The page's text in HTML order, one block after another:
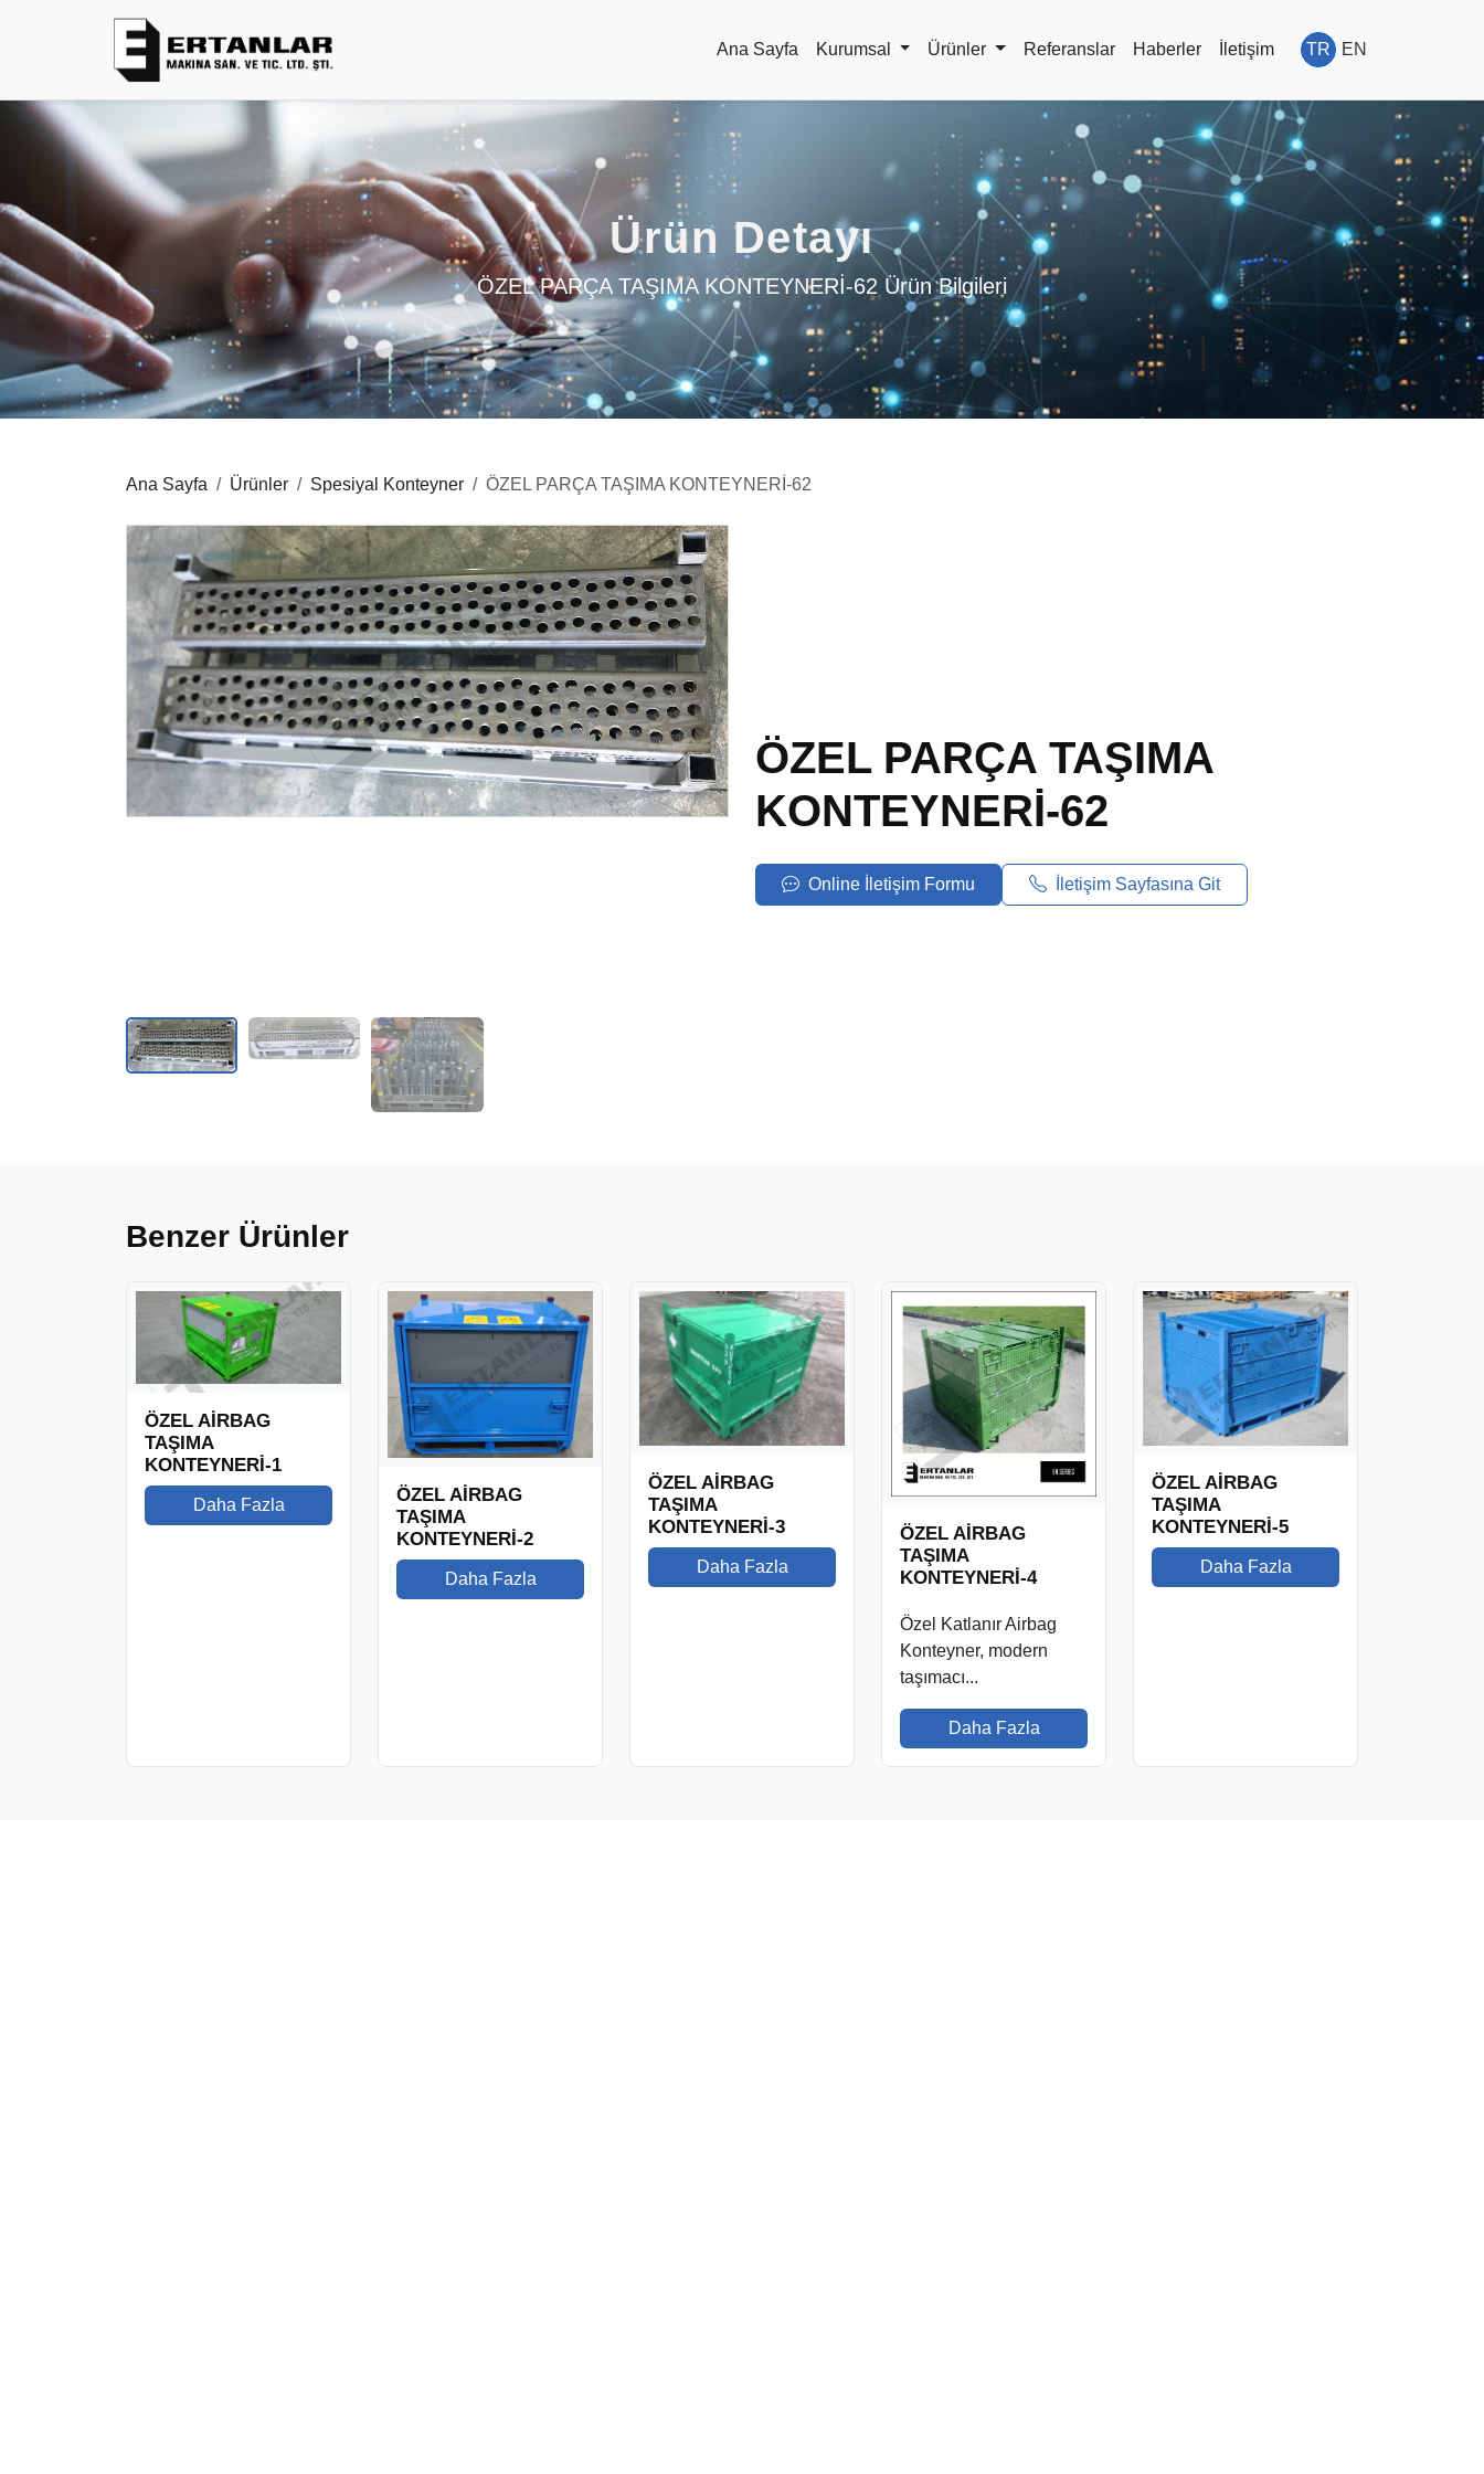
Ana Sayfa Kurumsal Ürünler Referanslar Haberler İletişim TR EN
Ürün Detayı
ÖZEL PARÇA TAŞIMA KONTEYNERİ-62 Ürün Bilgileri
Ana Sayfa Ürünler Spesiyal Konteyner ÖZEL PARÇA TAŞIMA KONTEYNERİ-62
ÖZEL PARÇA TAŞIMA
KONTEYNERİ-62
Online İletişim Formu İletişim Sayfasına Git
Benzer Ürünler
ÖZEL AİRBAG
TAŞIMA
KONTEYNERİ-1
Daha Fazla
ÖZEL AİRBAG
TAŞIMA
KONTEYNERİ-2
Daha Fazla
ÖZEL AİRBAG
TAŞIMA
KONTEYNERİ-3
Daha Fazla
ÖZEL AİRBAG
TAŞIMA
KONTEYNERİ-4
Özel Katlanır Airbag
Konteyner, modern
taşımacı...
Daha Fazla
ÖZEL AİRBAG
TAŞIMA
KONTEYNERİ-5
Daha Fazla